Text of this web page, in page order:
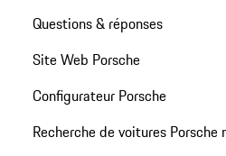
Questions & réponses
Site Web Porsche
Configurateur Porsche
Recherche de voitures Porsche